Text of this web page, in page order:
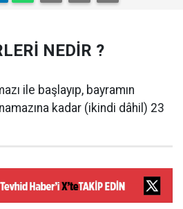
NEDİR ?
ile başlayıp, bayramın
kadar (ikindi dâhil) 23